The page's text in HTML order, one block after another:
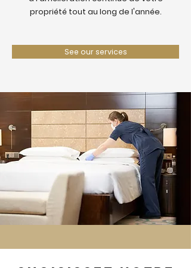
propriété tout au long de l'année.
See our services